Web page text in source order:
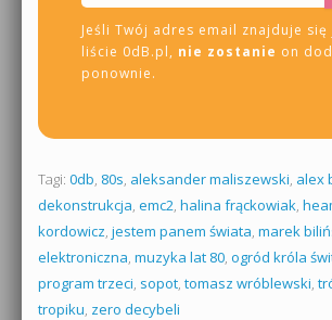
Jeśli Twój adres email znajduje się
liście 0dB.pl, nie zostanie on
ponownie.
Tagi: 0db, 80s, aleksander maliszewski, alex
dekonstrukcja, emc2, halina frąckowiak,
kordowicz, jestem panem świata, marek
elektroniczna, muzyka lat 80, ogród króla
program trzeci, sopot, tomasz wróblewski,
tropiku, zero decybeli